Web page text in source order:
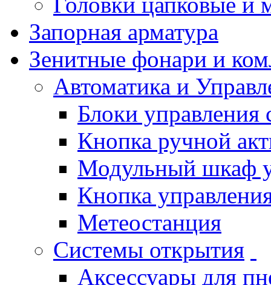
Запорная арматура
Зенитные фонари и
Автоматика и
Блоки
Кнопка ручной
Модульный шкаф
Кнопка
Метеостанция
Системы открытия
Аксессуары для